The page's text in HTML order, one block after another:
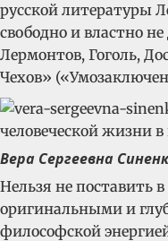
русской литературы
свободно и властно
Лермонтов, Гоголь,
Чехов»
Вера Сергеевна
Нельзя не поставить в
оригинальными и
философской